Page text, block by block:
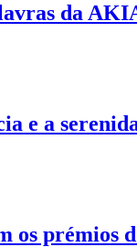
da
e a
os prémios